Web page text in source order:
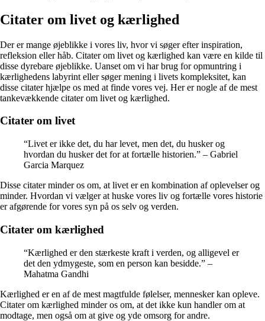
Citater om livet og kærlighed
Der er mange øjeblikke i vores liv, hvor vi søger efter inspiration,
refleksion eller håb. Citater om livet og kærlighed kan være en kilde til
disse dyrebare øjeblikke. Uanset om vi har brug for opmuntring i
kærlighedens labyrint eller søger mening i livets kompleksitet, kan
disse citater hjælpe os med at finde vores vej. Her er nogle af de mest
tankevækkende citater om livet og kærlighed.
Citater om livet
“Livet er ikke det, du har levet, men det, du husker og
hvordan du husker det for at fortælle historien.” – Gabriel
Garcia Marquez
Disse citater minder os om, at livet er en kombination af oplevelser og
minder. Hvordan vi vælger at huske vores liv og fortælle vores historie
er afgørende for vores syn på os selv og verden.
Citater om kærlighed
“Kærlighed er den stærkeste kraft i verden, og alligevel er
det den ydmygeste, som en person kan besidde.” –
Mahatma Gandhi
Kærlighed er en af de mest magtfulde følelser, mennesker kan opleve.
Citater om kærlighed minder os om, at det ikke kun handler om at
modtage, men også om at give og yde omsorg for andre.